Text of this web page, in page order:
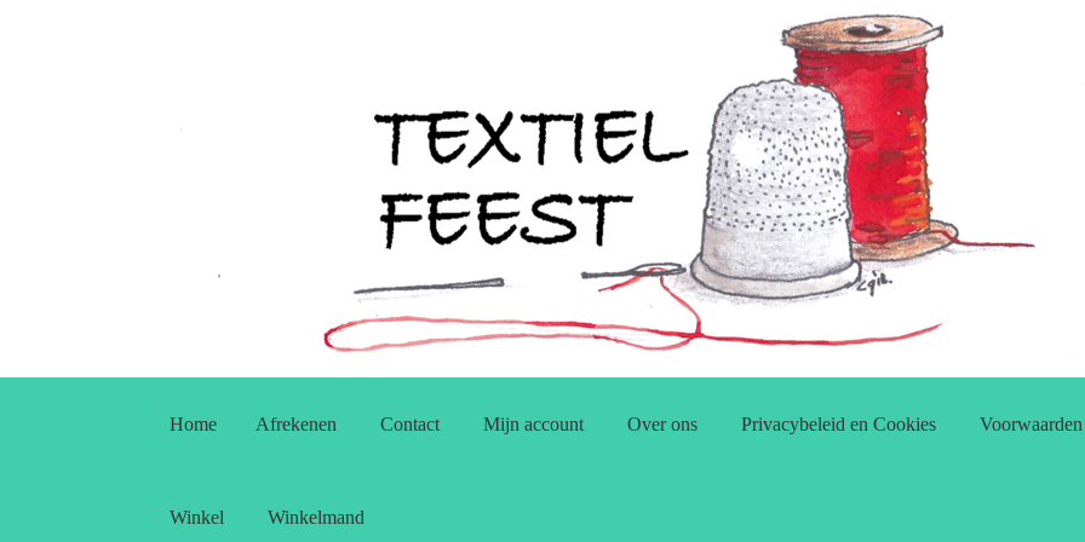
door
naar
Home Afrekenen Contact Mijn account Over ons Privacybeleid en Cookies Voorwaarden
Winkel Winkelmand